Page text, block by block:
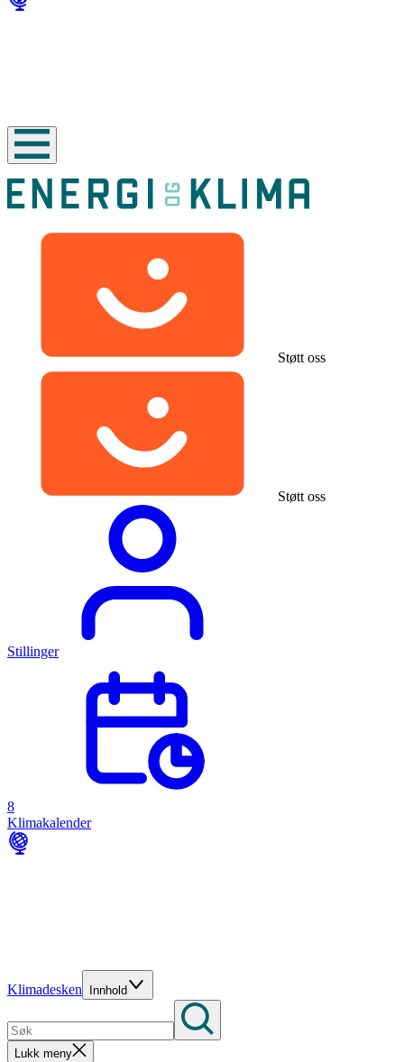
Støtt oss
Støtt oss
Stillinger
8
Klimakalender
Klimadesken Innhold
Lukk meny